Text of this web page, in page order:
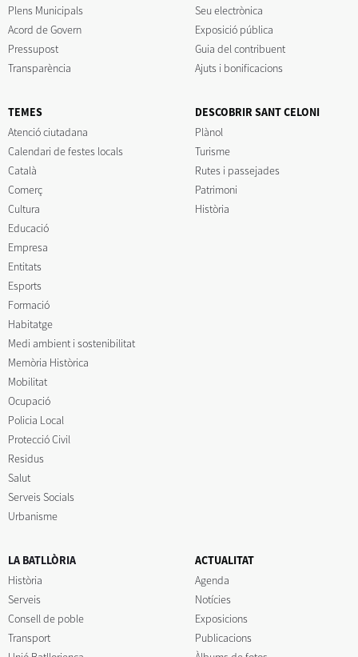
Plens Municipals
Acord de Govern
Pressupost
Transparència
Seu electrònica
Exposició pública
Guia del contribuent
Ajuts i bonificacions
TEMES
Atenció ciutadana
Calendari de festes locals
Català
Comerç
Cultura
Educació
Empresa
Entitats
Esports
Formació
Habitatge
Medi ambient i sostenibilitat
Memòria Històrica
Mobilitat
Ocupació
Policia Local
Protecció Civil
Residus
Salut
Serveis Socials
Urbanisme
DESCOBRIR SANT CELONI
Plànol
Turisme
Rutes i passejades
Patrimoni
Història
LA BATLLÒRIA
Història
Serveis
Consell de poble
Transport
ACTUALITAT
Agenda
Notícies
Exposicions
Publicacions